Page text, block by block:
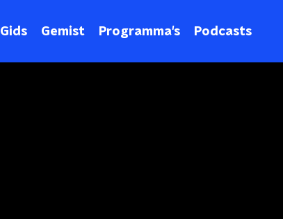
Gids Gemist Programma's Podcasts